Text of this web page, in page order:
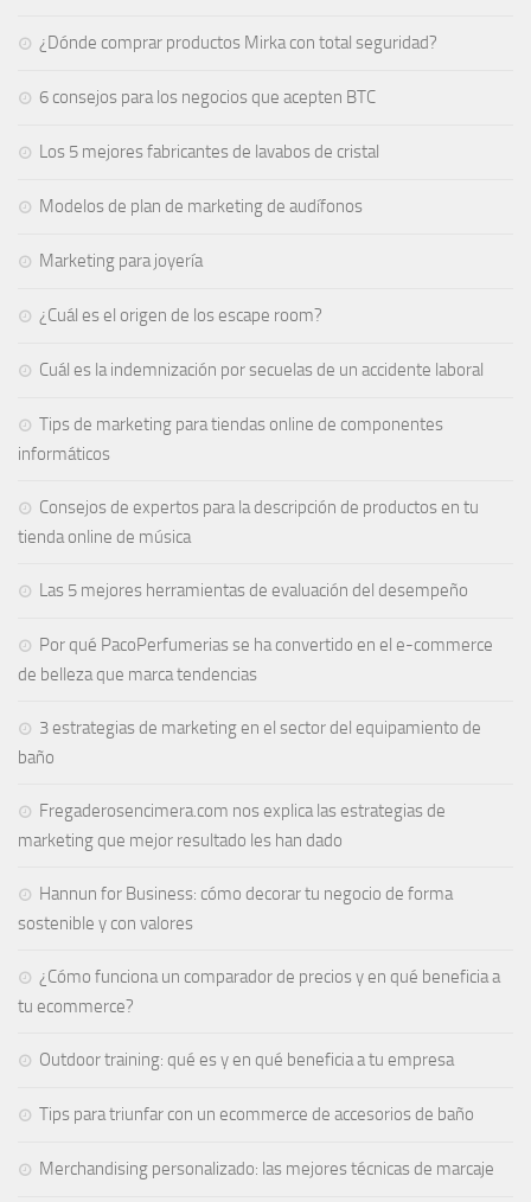
¿Dónde comprar productos Mirka con total seguridad?
6 consejos para los negocios que acepten BTC
Los 5 mejores fabricantes de lavabos de cristal
Modelos de plan de marketing de audífonos
Marketing para joyería
¿Cuál es el origen de los escape room?
Cuál es la indemnización por secuelas de un accidente laboral
Tips de marketing para tiendas online de componentes
informáticos
Consejos de expertos para la descripción de productos en tu
tienda online de música
Las 5 mejores herramientas de evaluación del desempeño
Por qué PacoPerfumerias se ha convertido en el e-commerce
de belleza que marca tendencias
3 estrategias de marketing en el sector del equipamiento de
baño
Fregaderosencimera.com nos explica las estrategias de
marketing que mejor resultado les han dado
Hannun for Business: cómo decorar tu negocio de forma
sostenible y con valores
¿Cómo funciona un comparador de precios y en qué beneficia a
tu ecommerce?
Outdoor training: qué es y en qué beneficia a tu empresa
Tips para triunfar con un ecommerce de accesorios de baño
Merchandising personalizado: las mejores técnicas de marcaje